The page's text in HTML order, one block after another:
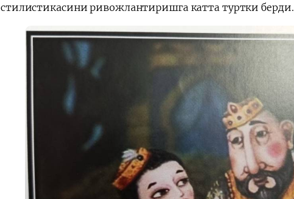
стилистикасини ривожлантиришга катта туртки берди.